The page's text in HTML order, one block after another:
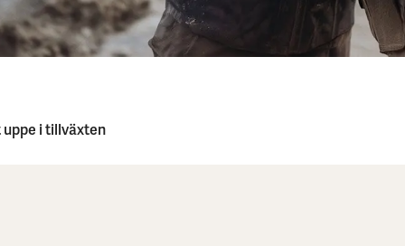
i till­växten